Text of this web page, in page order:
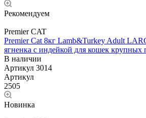
Рекомендуем
Premier CAT
Premier Cat 8кг Lamb&Turkey Adult
ягненка с индейкой для кошек крупных
В наличии
Артикул 3014
Артикул
2505
Новинка